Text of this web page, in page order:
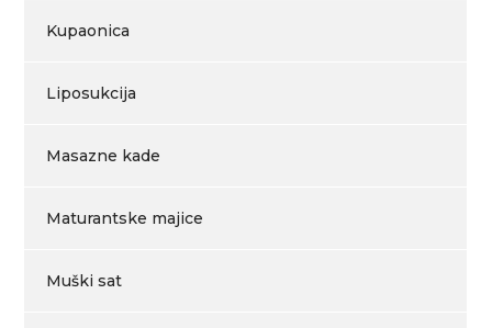
Kupaonica
Liposukcija
Masazne kade
Maturantske majice
Muški sat